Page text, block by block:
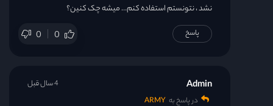
نشد ، نتونستم استفاده کنم… میشه چک کنین؟
0 0 پاسخ
Admin
در پاسخ به ARMY
4 سال قبل